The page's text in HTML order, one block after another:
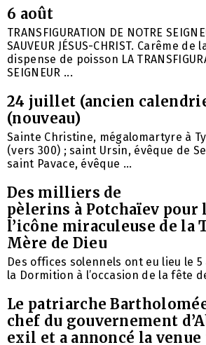
6 août
TRANSFIGURATION DE NOTRE
SAUVEUR JÉSUS-CHRIST. Carême
dispense de poisson LA
SEIGNEUR ...
24 juillet (ancien
(nouveau)
Sainte Christine, mégalomartyre à
(vers 300) ; saint Ursin, évêque de
saint Pavace, évêque ...
Des milliers de
pèlerins à Potchaïev pour
l’icône miraculeuse de la
Mère de Dieu
Des offices solennels ont eu lieu le
la Dormition à l’occasion de la fête
Le patriarche
chef du gouvernement
exil et a annoncé la venue